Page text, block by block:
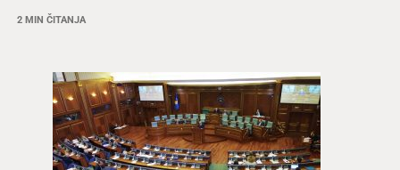
2 MIN ČITANJA